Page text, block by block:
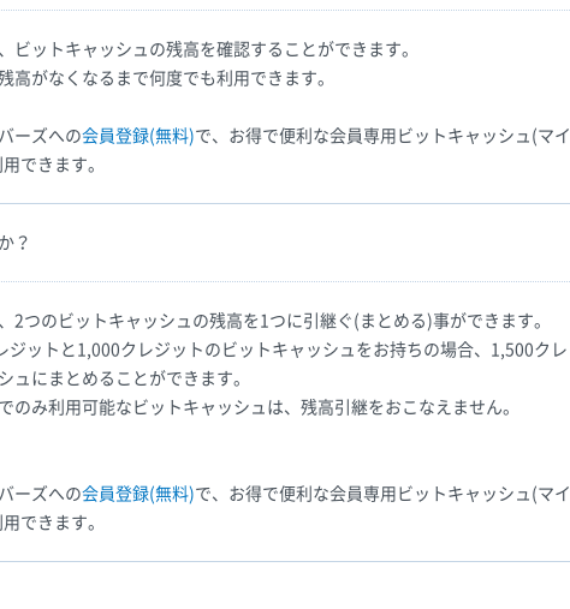
ビットキャッシュの残高を確認することができます。
高がなくなるまで何度でも利用できます。
ーズへの会員登録(無料)で、お得で便利な会員専用ビットキャッシュ(マイ
できます。
？
2つのビットキャッシュの残高を1つに引継ぐ(まとめる)事ができます。
ジットと1,000クレジットのビットキャッシュをお持ちの場合、1,500クレ
ュにまとめることができます。
のみ利用可能なビットキャッシュは、残高引継をおこなえません。
ーズへの会員登録(無料)で、お得で便利な会員専用ビットキャッシュ(マイ
できます。